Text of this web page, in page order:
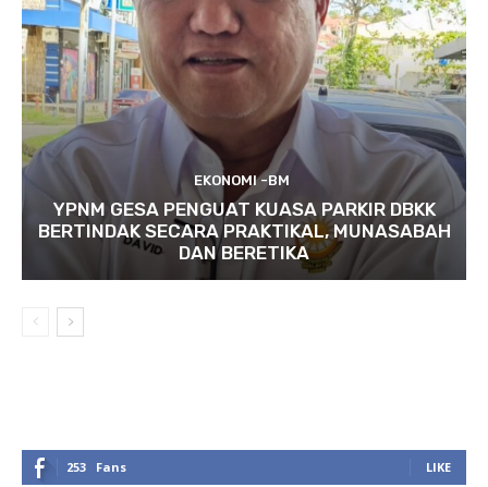
EKONOMI -BM
YPNM GESA PENGUAT KUASA PARKIR DBKK
BERTINDAK SECARA PRAKTIKAL, MUNASABAH
DAN BERETIKA
253 Fans LIKE